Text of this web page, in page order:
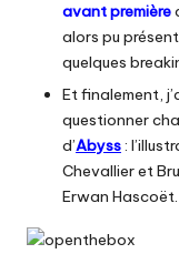
avant première
alors pu
quelques
Et finalement,
questionner
d’Abyss:
Chevallier et
Erwan Hascoët.